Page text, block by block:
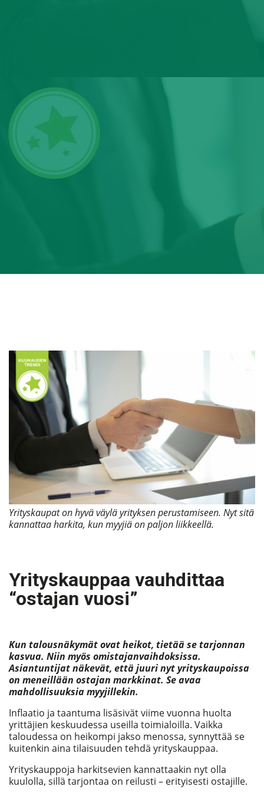
Yrityskaupat on hyvä väylä yrityksen perustamiseen. Nyt sitä
kannattaa harkita, kun myyjiä on paljon liikkeellä.
Yrityskauppaa vauhdittaa
“ostajan vuosi”
Kun talousnäkymät ovat heikot, tietää se tarjonnan
kasvua. Niin myös omistajanvaihdoksissa.
Asiantuntijat näkevät, että juuri nyt yrityskaupoissa
on meneillään ostajan markkinat. Se avaa
mahdollisuuksia myyjillekin.
Inflaatio ja taantuma lisäsivät viime vuonna huolta
yrittäjien keskuudessa useilla toimialoilla. Vaikka
taloudessa on heikompi jakso menossa, synnyttää se
kuitenkin aina tilaisuuden tehdä yrityskauppaa.
Yrityskauppoja harkitsevien kannattaakin nyt olla
kuulolla, sillä tarjontaa on reilusti – erityisesti ostajille.